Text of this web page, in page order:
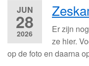
JUN
28
2026
Er zijn
ze hier.
op de foto en daarna